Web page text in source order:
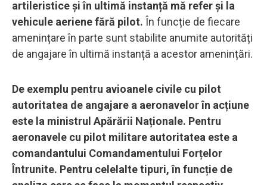
artileristice și în ultimă instanță mă refer și la
vehicule aeriene fără pilot. În funcție de fiecare
amenințare în parte sunt stabilite anumite autorități
de angajare în ultimă instanță a acestor amenințări.
De exemplu pentru avioanele civile cu pilot
autoritatea de angajare a aeronavelor în acțiune
este la ministrul Apărării Naționale. Pentru
aeronavele cu pilot militare autoritatea este a
comandantului Comandamentului Forțelor
Întrunite. Pentru celelalte tipuri, în funcție de